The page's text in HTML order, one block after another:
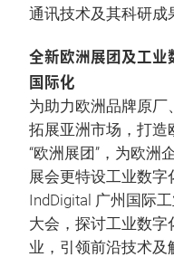
通讯技术及其科研成
全新欧洲展团及工
国际化
为助力欧洲品牌原
拓展亚洲市场，打造
“欧洲展团”，为欧洲
展会更特设工业数
IndDigital 广州国际
大会，探讨工业数
业，引领前沿技术及